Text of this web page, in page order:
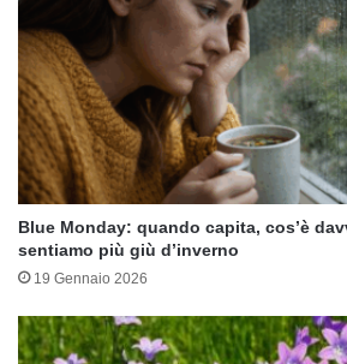
Blue Monday: quando capita, cos’è
sentiamo più giù d’inverno
19 Gennaio 2026